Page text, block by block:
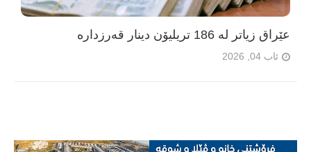
عێراق زیاتر لە 186 تریلیۆن دینار قەرزدارە
ئاب 04, 2026